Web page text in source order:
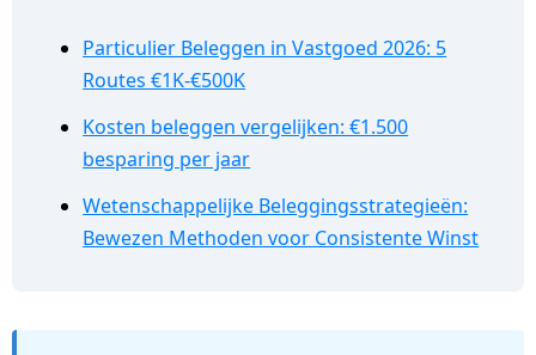
Particulier Beleggen in Vastgoed 2026: 5
Routes €1K-€500K
Kosten beleggen vergelijken: €1.500
besparing per jaar
Wetenschappelijke Beleggingsstrategieën:
Bewezen Methoden voor Consistente Winst